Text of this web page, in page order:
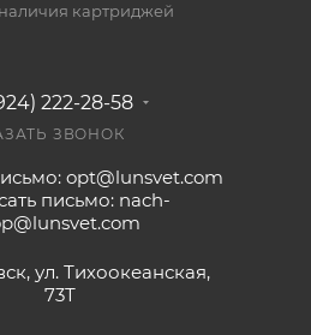
картриджей
222-28-58
ЗВОНОК
opt@lunsvet.com
письмо: nach-
ул. Тихоокеанская,
73Т